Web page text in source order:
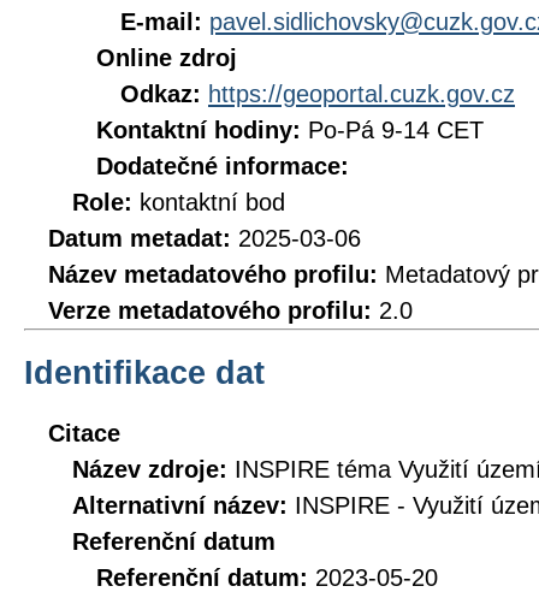
E-mail:
Online zdroj
Odkaz: https://geoportal.cuzk.gov.cz
Kontaktní hodiny: Po-Pá 9-14 CET
Dodatečné informace:
Role: kontaktní bod
Datum metadat: 2025-03-06
Název metadatového profilu: Metadatový
Verze metadatového profilu: 2.0
Identifikace dat
Citace
Název zdroje: INSPIRE téma Využití
Alternativní název: INSPIRE - Využití
Referenční datum
Referenční datum: 2023-05-20